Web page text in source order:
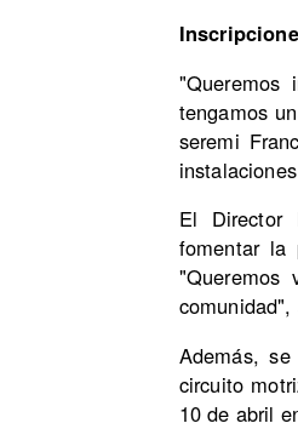
tengamos
seremi
El Director
fomentar la
"Queremos
comunidad",
Además,
circuito
10 de abril